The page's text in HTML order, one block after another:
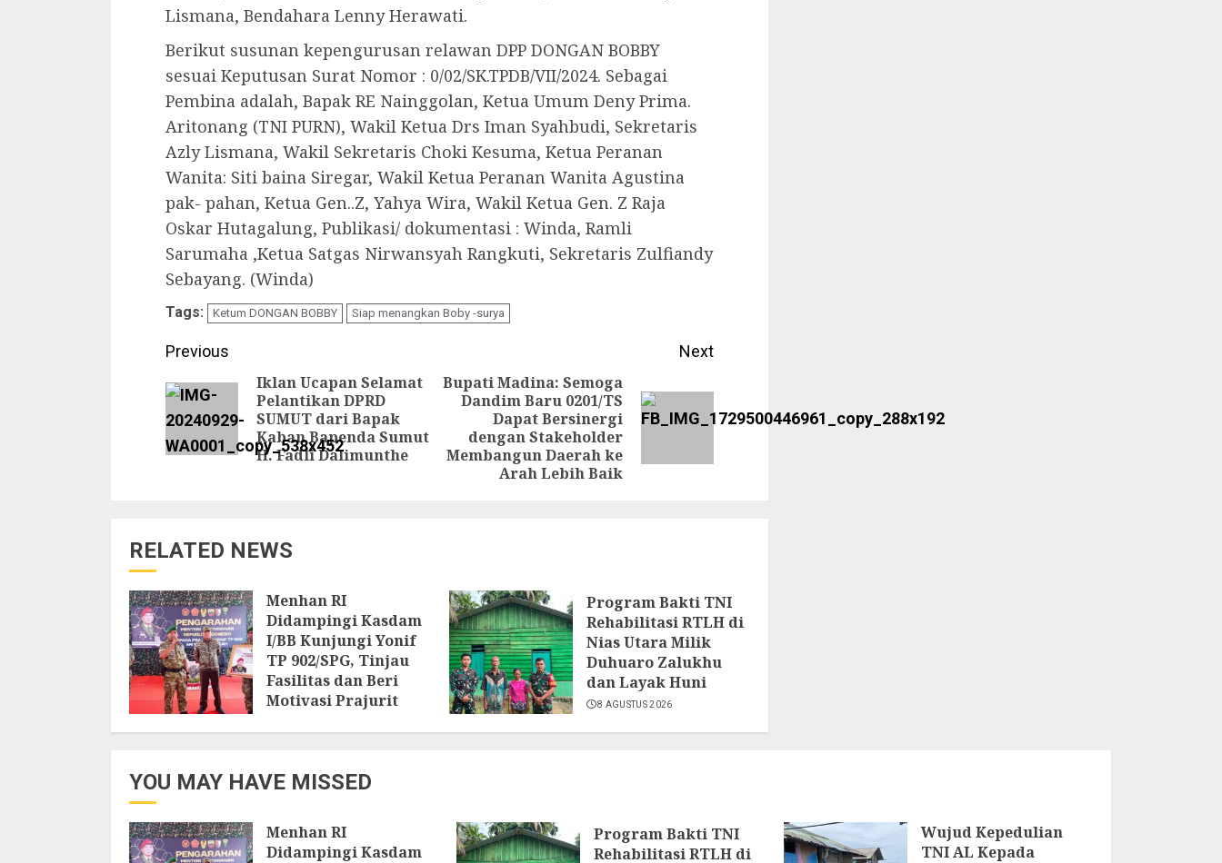
Lismana, Bendahara Lenny Herawati.
Berikut susunan kepengurusan relawan DPP DONGAN BOBBY
sesuai Keputusan Surat Nomor : 0/02/SK.TPDB/VII/2024. Sebagai
Pembina adalah, Bapak RE Nainggolan, Ketua Umum Deny Prima.
Aritonang (TNI PURN), Wakil Ketua Drs Iman Syahbudi, Sekretaris
Azly Lismana, Wakil Sekretaris Choki Kesuma, Ketua Peranan
Wanita: Siti baina Siregar, Wakil Ketua Peranan Wanita Agustina
pak- pahan, Ketua Gen..Z, Yahya Wira, Wakil Ketua Gen. Z Raja
Oskar Hutagalung, Publikasi/ dokumentasi : Winda, Ramli
Sarumaha ,Ketua Satgas Nirwansyah Rangkuti, Sekretaris Zulfiandy
Sebayang. (Winda)
Tags: Ketum DONGAN BOBBY Siap menangkan Boby -surya
Continue
Reading
Previous
Previous
post:
Iklan Ucapan Selamat
Pelantikan DPRD
SUMUT dari Bapak
Kaban Bapenda Sumut
H. Fadli Dalimunthe
Next
post:
Bupati Madina: Semoga
Dandim Baru 0201/TS
Dapat Bersinergi
dengan Stakeholder
Membangun Daerah ke
Arah Lebih Baik
RELATED NEWS
Menhan RI
Didampingi Kasdam
I/BB Kunjungi Yonif
TP 902/SPG, Tinjau
Fasilitas dan Beri
Motivasi Prajurit
Program Bakti TNI
Rehabilitasi RTLH di
Nias Utara Milik
Duhuaro Zalukhu
dan Layak Huni
8 AGUSTUS 2026
YOU MAY HAVE MISSED
Menhan RI
Didampingi Kasdam
Program Bakti TNI
Rehabilitasi RTLH di
Wujud Kepedulian
TNI AL Kepada